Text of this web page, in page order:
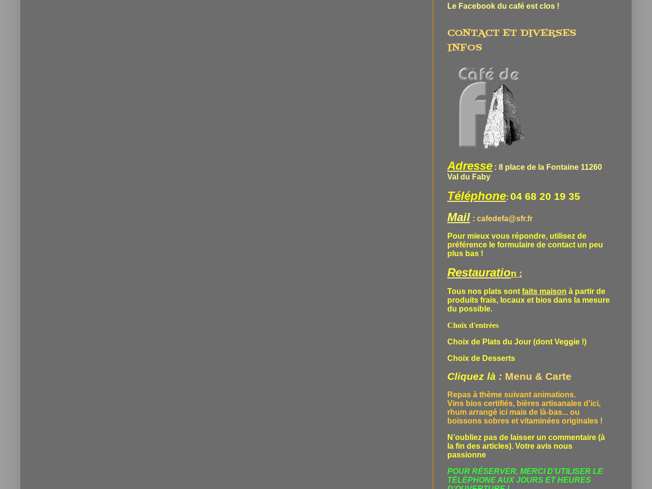
Le Facebook du café est clos !
CONTACT ET DIVERSES
INFOS
Adresse : 8 place de la Fontaine 11260
Val du Faby
Téléphone: 04 68 20 19 35
Mail : cafedefa@sfr.fr
Pour mieux vous répondre, utilisez de
préférence le formulaire de contact un peu
plus bas !
Restauration :
Tous nos plats sont faits maison à partir de
produits frais, locaux et bios dans la mesure
du possible.
Choix d'entrées
Choix de Plats du Jour (dont Veggie !)
Choix de Desserts
Cliquez là : Menu & Carte
Repas à thème suivant animations.
Vins bios certifiés, bières artisanales d'ici,
rhum arrangé ici mais de là-bas... ou
boissons sobres et vitaminées originales !
N’oubliez pas de laisser un commentaire (à
la fin des articles). Votre avis nous
passionne
POUR RÉSERVER, MERCI D'UTILISER LE
TÉLÉPHONEAUX JOURS ET HEURES